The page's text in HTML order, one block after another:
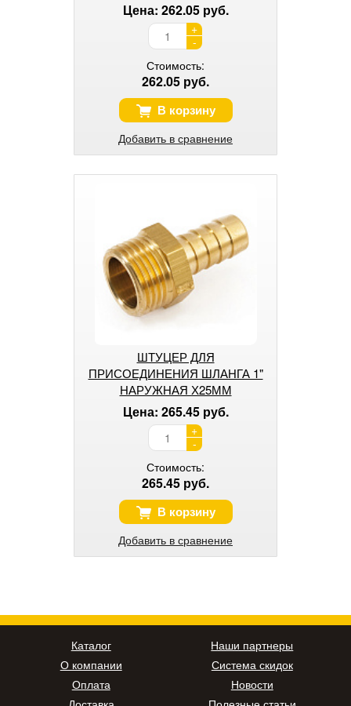
Цена: 262.05 руб.
+
-
Стоимость:
262.05 руб.
В корзину
Добавить в сравнение
ШТУЦЕР ДЛЯ
ПРИСОЕДИНЕНИЯ ШЛАНГА 1"
НАРУЖНАЯ Х25ММ
Цена: 265.45 руб.
+
-
Стоимость:
265.45 руб.
В корзину
Добавить в сравнение
Каталог
О компании
Оплата
Наши партнеры
Система скидок
Новости